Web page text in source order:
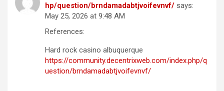
hp/question/brndamadabtjvoifevnvf/ says:
May 25, 2026 at 9:48 AM
References:
Hard rock casino albuquerque
https://community.decentrixweb.com/index.php/q
uestion/brndamadabtjvoifevnvf/